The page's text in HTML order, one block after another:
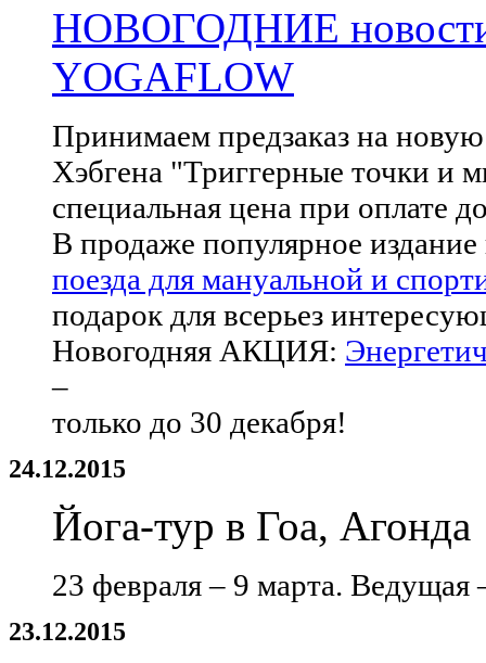
НОВОГОДНИЕ новости
YOGAFLOW
Принимаем предзаказ на
Хэбгена "Триггерные точки и
специальная цена при оплате
В продаже популярное
поезда для мануальной и
подарок для всерьез
Новогодняя АКЦИЯ:
–
только до 30 декабря!
24.12.2015
Йога-тур в Гоа, Агонда
23 февраля – 9 марта. Ведущая
23.12.2015